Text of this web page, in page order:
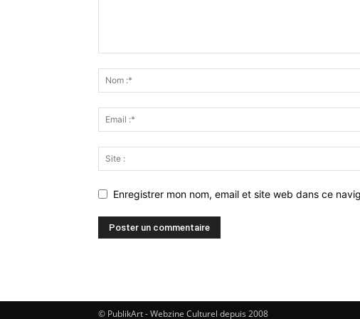
Enregistrer mon nom, email et site web dans ce
© PublikArt - Webzine Culturel depuis 2008